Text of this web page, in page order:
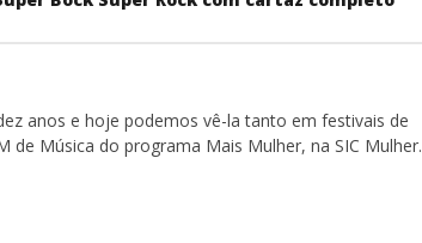
anos e hoje podemos vê-la tanto em festivais de
de Música do programa Mais Mulher, na SIC Mulher.